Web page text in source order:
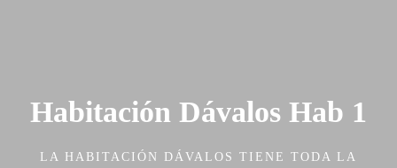
Habitación Dávalos Hab 1
LA HABITACIÓN DÁVALOS TIENE TODA LA